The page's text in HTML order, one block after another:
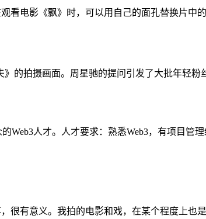
看电影《飘》时，可以用自己的面孔替换片中
的拍摄画面。周星驰的提问引发了大批年轻粉
Web3人才。人才要求：熟悉Web3，有项目管
很有意义。我拍的电影和戏，在某个程度上也